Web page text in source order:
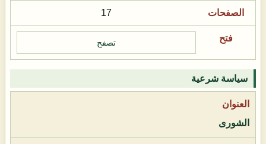
17
تصفح
سياسة شرعية
الشورى